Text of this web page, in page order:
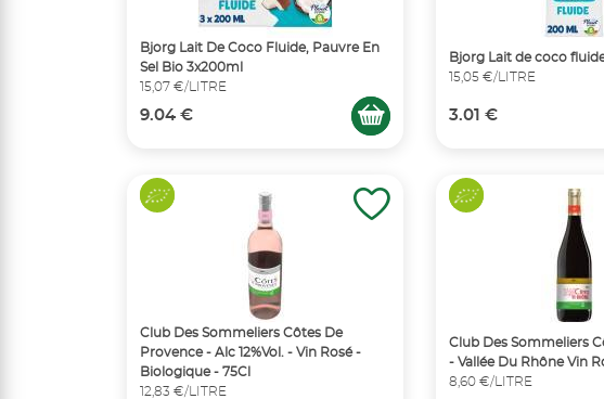
Bjorg Lait De Coco Fluide, Pauvre En
Sel Bio 3x200ml
15,07 €/LITRE
9.04 €
Bjorg Lait de coco
15,05 €/LITRE
3.01 €
Club Des Sommeliers Côtes De
Provence - Alc 12%Vol. - Vin Rosé -
Biologique - 75Cl
12,83 €/LITRE
Club Des Sommeliers
- Vallée Du Rhône Vin
8,60 €/LITRE